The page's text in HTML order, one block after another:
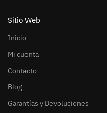
Sitio Web
Inicio
Mi cuenta
Contacto
Blog
Garantías y Devoluciones